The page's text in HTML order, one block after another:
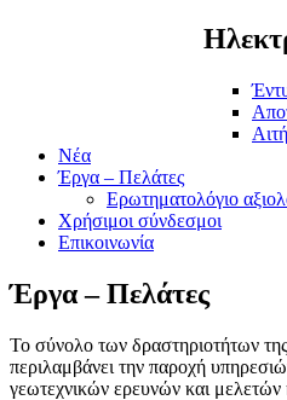
Νέα
Έργα – Πελάτες
Ερωτηματολόγιο
Χρήσιμοι σύνδεσμοι
Επικοινωνία
Έργα – Πελάτες
Το σύνολο των δραστηριοτήτων
περιλαμβάνει την παροχή
γεωτεχνικών ερευνών και μελετών